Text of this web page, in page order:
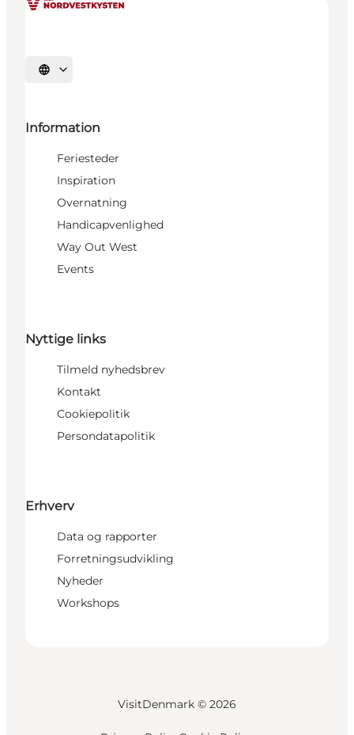
Vælg sprog
Information
Feriesteder
Inspiration
Overnatning
Handicapvenlighed
Way Out West
Events
Nyttige links
Tilmeld nyhedsbrev
Kontakt
Cookiepolitik
Persondatapolitik
Erhverv
Data og rapporter
Forretningsudvikling
Nyheder
Workshops
VisitDenmark © 2026